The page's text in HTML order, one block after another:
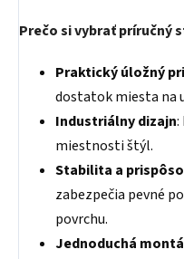
Prečo si vybrať príručný
Praktický úložný
dostatok miesta na
Industriálny dizajn:
miestnosti štýl.
Stabilita a
zabezpečia pevné
povrchu.
Jednoduchá